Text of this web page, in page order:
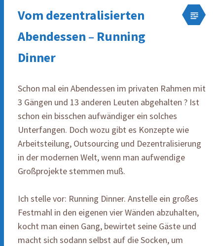
Vom dezentralisierten
Abendessen – Running
Dinner
Schon mal ein Abendessen im privaten Rahmen mit
3 Gängen und 13 anderen Leuten abgehalten ? Ist
schon ein bisschen aufwändiger ein solches
Unterfangen. Doch wozu gibt es Konzepte wie
Arbeitsteilung, Outsourcing und Dezentralisierung
in der modernen Welt, wenn man aufwendige
Großprojekte stemmen muß.
Ich stelle vor: Running Dinner. Anstelle ein großes
Festmahl in den eigenen vier Wänden abzuhalten,
kocht man einen Gang, bewirtet seine Gäste und
macht sich sodann selbst auf die Socken, um